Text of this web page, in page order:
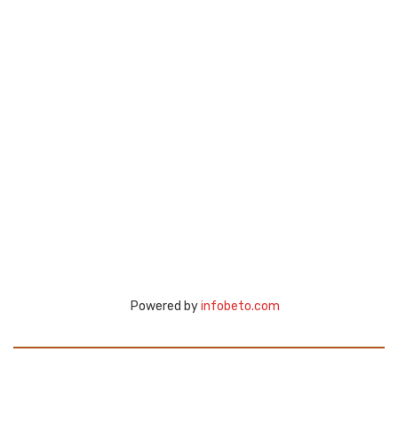
Powered byinfobeto.com